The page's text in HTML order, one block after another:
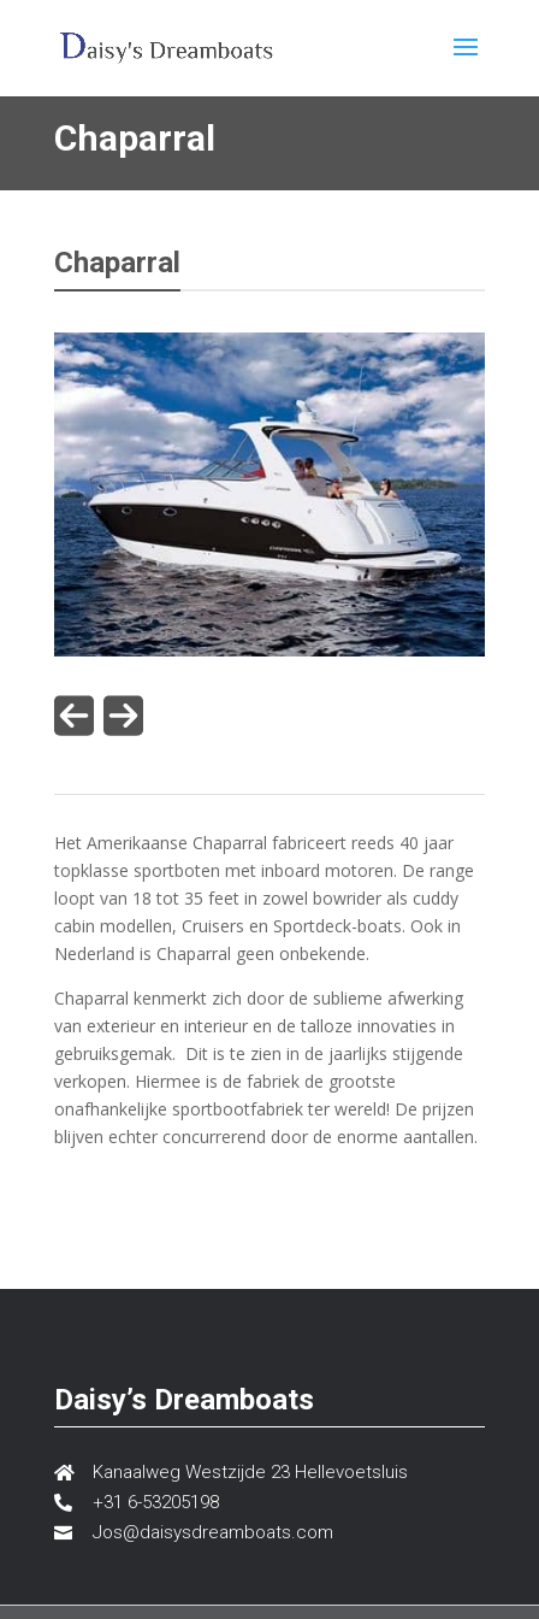
Chaparral
Chaparral
Het Amerikaanse Chaparral fabriceert reeds 40 jaar
topklasse sportboten met inboard motoren. De range
loopt van 18 tot 35 feet in zowel bowrider als cuddy
cabin modellen, Cruisers en Sportdeck-boats. Ook in
Nederland is Chaparral geen onbekende.
Chaparral kenmerkt zich door de sublieme afwerking
van exterieur en interieur en de talloze innovaties in
gebruiksgemak. Dit is te zien in de jaarlijks stijgende
verkopen. Hiermee is de fabriek de grootste
onafhankelijke sportbootfabriek ter wereld! De prijzen
blijven echter concurrerend door de enorme aantallen.
Daisy’s Dreamboats
 Kanaalweg Westzijde 23 Hellevoetsluis
 +31 6-53205198
 Jos@daisysdreamboats.com